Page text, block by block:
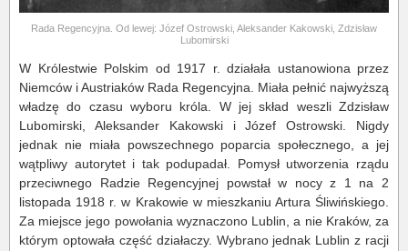
Rada Regencyjna. Od lewej: Józef Ostrowski, Aleksander Kakowski, Zdzisław
Lubomirski
W Królestwie Polskim od 1917 r. działała ustanowiona przez
Niemców i Austriaków Rada Regencyjna. Miała pełnić najwyższą
władzę do czasu wyboru króla. W jej skład weszli Zdzisław
Lubomirski, Aleksander Kakowski i Józef Ostrowski. Nigdy
jednak nie miała powszechnego poparcia społecznego, a jej
wątpliwy autorytet i tak podupadał. Pomysł utworzenia rządu
przeciwnego Radzie Regencyjnej powstał w nocy z 1 na 2
listopada 1918 r. w Krakowie w mieszkaniu Artura Śliwińskiego.
Za miejsce jego powołania wyznaczono Lublin, a nie Kraków, za
którym optowała część działaczy. Wybrano jednak Lublin z racji